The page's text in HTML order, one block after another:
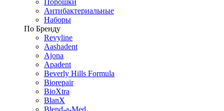
Порошки
Антибактериальные
Наборы
По Бренду
Revyline
Aashadent
Ajona
Apadent
Beverly Hills Formula
Biorepair
BioXtra
BlanX